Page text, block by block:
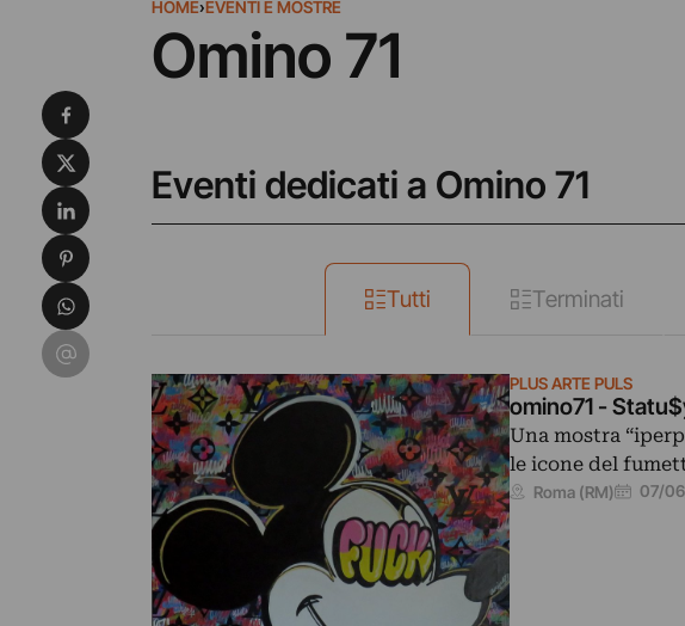
HOME›EVENTI E MOSTRE
Omino 71
Eventi dedicati a Omino 71
Tutti Terminati
PLUS ARTE PULS
omino71 -
Una mostra
le icone del
Roma (RM) 07/
Condividi su Facebook
Condividi su X
Condividi su LinkedIn
Condividi su Pinterest
Condividi su WhatsApp
Condividi su Email